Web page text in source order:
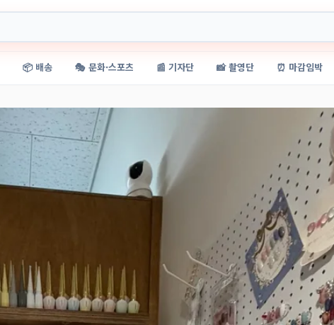
📦 배송 🎭 문화·스포츠 📰 기자단 📸 촬영단 ⏰ 마감임박